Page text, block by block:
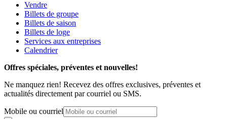
Vendre
Billets de groupe
Billets de saison
Billets de loge
Services aux entreprises
Calendrier
Offres spéciales, préventes et nouvelles!
Ne manquez rien! Recevez des offres exclusives, préventes et
actualités directement par courriel ou SMS.
Mobile ou courriel